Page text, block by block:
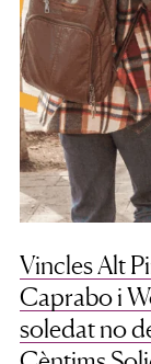
Vincles Alt
Caprabo i
soledat no